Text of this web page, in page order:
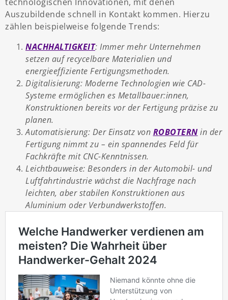
Auszubildende schnell in Kontakt kommen. Hierzu
zählen beispielweise folgende Trends:
NACHHALTIGKEIT: Immer mehr Unternehmen
setzen auf recycelbare Materialien und
energieeffiziente Fertigungsmethoden.
Digitalisierung: Moderne Technologien wie CAD-
Systeme ermöglichen es Metallbauer:innen,
Konstruktionen bereits vor der Fertigung präzise zu
planen.
Automatisierung: Der Einsatz von ROBOTERN in der
Fertigung nimmt zu – ein spannendes Feld für
Fachkräfte mit CNC-Kenntnissen.
Leichtbauweise: Besonders in der Automobil- und
Luftfahrtindustrie wächst die Nachfrage nach
leichten, aber stabilen Konstruktionen aus
Aluminium oder Verbundwerkstoffen.